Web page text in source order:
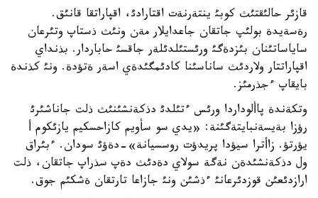
قازئر حالئقتئث كوبئ ينتةرنةت اقتارادئ، اقپاراتقا قانئق.
رةسةيدة بولئپ جاتقان جاعدايلار مةن ونئث ذستاپ وتئرعان
ساياساتئنان بئزدةگئ ورئستئلدئلةر جاقسئ حاباردار. بذنداي
اقپاراتتار ولاردئث ساناسئنا كادئمگئدةي اسةر ةتؤدة. ونئ كذندة
بايقاپ ءجذرمئز.
وتكةندة پاألوداردا ورئس ءتئلدئ دذكةنشئنئث ذلت جاناشئرئ
رؤزا بةيسةنبايتةگئنة: «يدي سو سأويم كازاحسكيم يازئكوم أ
يؤرتؤ. زاأترا سيؤدا پريدؤت روسسيانة»-دةؤئ سودان. ءبئراق
ول دذكةنشئدةن نةگة سولاي دةدئث دةپ سذراپ جاتقان، ذلت
ارازدئعئن قوزدئرعانئ ءذشئن ونئ جازاعا تارتقان ةشكئم جوق.